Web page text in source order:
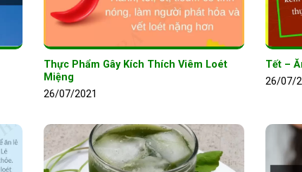
Thực Phẩm Gây Kích Thích Viêm Loét
Miệng
26/07/2021
Tết –
26/07/